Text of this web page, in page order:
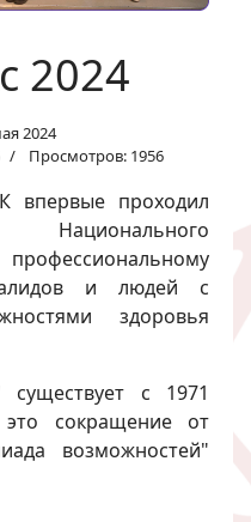
2024
2024
Просмотров: 1956
проходил
Национального
и людей с
здоровья
с 1971
сокращение от
возможностей"